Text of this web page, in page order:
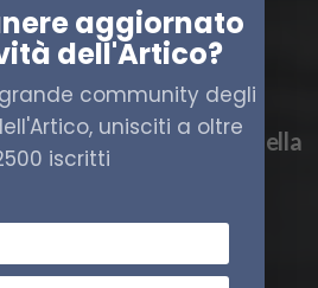
ITALIA
delle spedizioni artiche della
aggiornato
dell'Artico?
community degli
unisciti a oltre
iscritti